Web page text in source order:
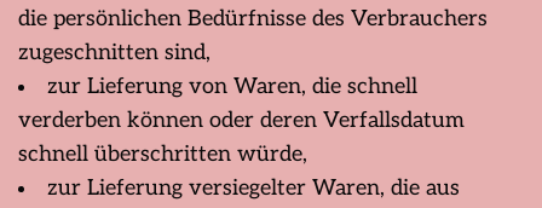
die persönlichen Bedürfnisse des Verbrauchers
zugeschnitten sind,
zur Lieferung von Waren, die schnell
verderben können oder deren Verfallsdatum
schnell überschritten würde,
zur Lieferung versiegelter Waren, die aus